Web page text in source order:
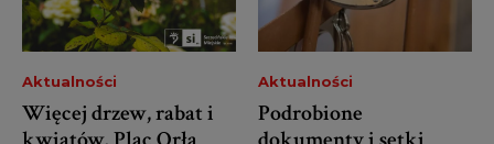
Aktualności
Więcej drzew, rabat i
Aktualności
Podrobione